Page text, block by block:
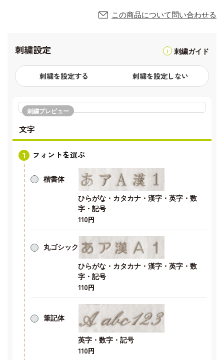
この商品について問い合わせる
刺繍設定 刺繍ガイド
刺繍を設定する 刺繍を設定しない
刺繍プレビュー
文字
フォントを選ぶ
楷書体
ひらがな・カタカナ・漢字・英字・数
字・記号
110円
丸ゴシック
ひらがな・カタカナ・漢字・英字・数
字・記号
110円
筆記体
英字・数字・記号
110円